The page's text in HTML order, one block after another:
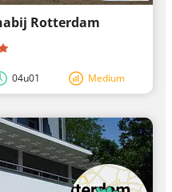
Rotterdam
04u01 Medium